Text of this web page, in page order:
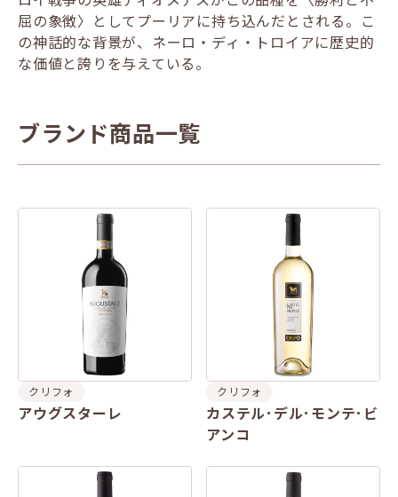
屈の象徴〉としてプーリアに持ち込んだとされる。こ
の神話的な背景が、ネーロ・ディ・トロイアに歴史的
な価値と誇りを与えている。
ブランド商品一覧
クリフォ
アウグスターレ
クリフォ
カステル･デル･モンテ･ビ
アンコ